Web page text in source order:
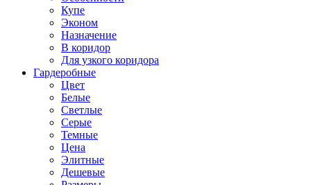
Купе
Эконом
Назначение
В коридор
Для узкого коридора
Гардеробные
Цвет
Белые
Светлые
Серые
Темные
Цена
Элитные
Дешевые